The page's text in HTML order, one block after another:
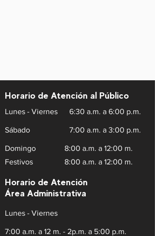
Horario de Atención al Público
Lunes - Viernes 6:30 a.m. a 6:00 p.m.
Sábado 7:00 a.m. a 3:00 p.m.
Domingo
Festivos
8:00 a.m. a 12:00 m.
8:00 a.m. a 12:00 m.
Horario de Atención
Área Administrativa
Lunes - Viernes
7:00 a.m. a 12 m. - 2p.m. a 5:00 p.m.